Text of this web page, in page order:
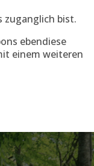
zuganglich bist.
ebendiese
einem weiteren